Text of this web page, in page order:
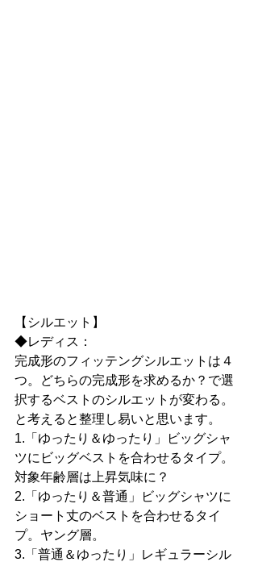
【シルエット】
◆レディス：
完成形のフィッテングシルエットは４
つ。どちらの完成形を求めるか？で選
択するベストのシルエットが変わる。
と考えると整理し易いと思います。
1.「ゆったり＆ゆったり」ビッグシャ
ツにビッグベストを合わせるタイプ。
対象年齢層は上昇気味に？
2.「ゆったり＆普通」ビッグシャツに
ショート丈のベストを合わせるタイ
プ。ヤング層。
3.「普通＆ゆったり」レギュラーシル